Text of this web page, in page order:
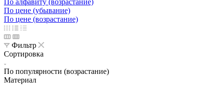
По цене (убывание)
По цене (возрастание)
Фильтр
Сортировка
По популярности (возрастание)
Материал